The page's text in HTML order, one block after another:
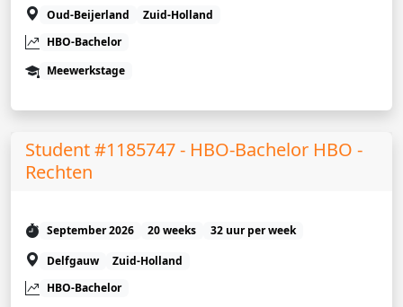
Oud-Beijerland
Zuid-Holland
HBO-Bachelor
Meewerkstage
Student #1185747 - HBO-Bachelor HBO -
Rechten
September 2026 20 weeks
32 uur per week
Delfgauw
Zuid-Holland
HBO-Bachelor